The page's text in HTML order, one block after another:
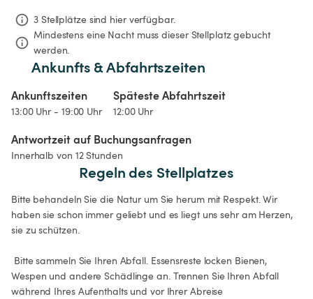
3 Stellplätze sind hier verfügbar.
Mindestens eine Nacht muss dieser Stellplatz gebucht
werden.
Ankunfts & Abfahrtszeiten
Ankunftszeiten
13:00 Uhr - 19:00 Uhr
Späteste Abfahrtszeit
12:00 Uhr
Antwortzeit auf Buchungsanfragen
Innerhalb von 12 Stunden
Regeln des Stellplatzes
Bitte behandeln Sie die Natur um Sie herum mit Respekt. Wir
haben sie schon immer geliebt und es liegt uns sehr am Herzen,
sie zu schützen.
Wespen und andere Schädlinge an. Trennen Sie Ihren Abfall
während Ihres Aufenthalts und vor Ihrer Abreise